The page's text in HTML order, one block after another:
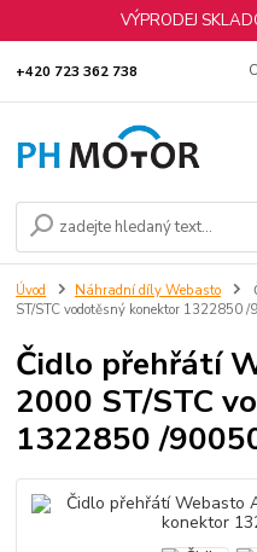
VÝPRODEJ
+420 723 362 738
Úvod Náhradní díly Webasto
ST/STC vodotěsný konektor 1322850
Čidlo přehřátí
2000 ST/STC
1322850 /